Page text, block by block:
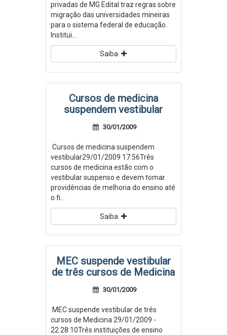
privadas de MG Edital traz regras sobre
migração das universidades mineiras
para o sistema federal de educação.
Institui...
Saiba
Cursos de medicina
suspendem vestibular
30/01/2009
Cursos de medicina suspendem
vestibular29/01/2009 17:56Três
cursos de medicina estão com o
vestibular suspenso e devem tomar
providências de melhoria do ensino até
o fi...
Saiba
MEC suspende vestibular
de três cursos de Medicina
30/01/2009
MEC suspende vestibular de três
cursos de Medicina 29/01/2009 -
22:28:10Três instituições de ensino